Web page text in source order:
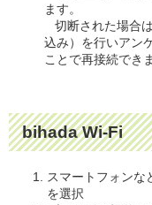
ます。
切断された場合
込み）を行いアン
ことで再接続でき
bihada Wi-Fi
スマートフォンな
を選択